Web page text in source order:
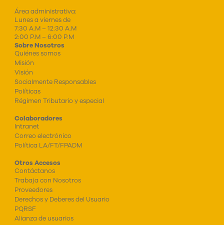
Área administrativa:
Lunes a viernes de
7:30 A.M – 12:30 A.M
2:00 P.M – 6:00 P.M
Sobre Nosotros
Quiénes somos
Misión
Visión
Socialmente Responsables
Políticas
Régimen Tributario y especial
Colaboradores
Intranet
Correo electrónico
Política LA/FT/FPADM
Otros Accesos
Contáctanos
Trabaja con Nosotros
Proveedores
Derechos y Deberes del Usuario
PQRSF
Alianza de usuarios